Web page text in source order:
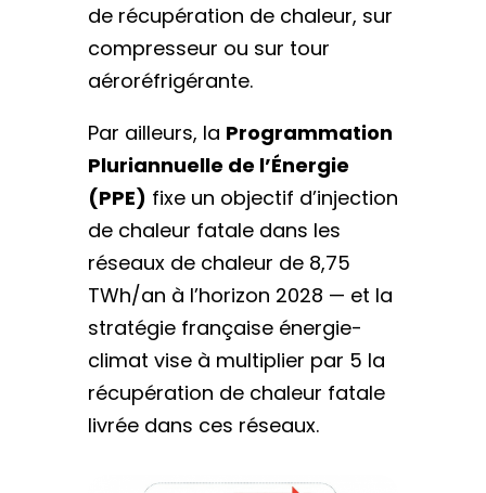
de récupération de chaleur, sur
compresseur ou sur tour
aéroréfrigérante.
Par ailleurs, la Programmation
Pluriannuelle de l’Énergie
(PPE) fixe un objectif d’injection
de chaleur fatale dans les
réseaux de chaleur de 8,75
TWh/an à l’horizon 2028 — et la
stratégie française énergie-
climat vise à multiplier par 5 la
récupération de chaleur fatale
livrée dans ces réseaux.